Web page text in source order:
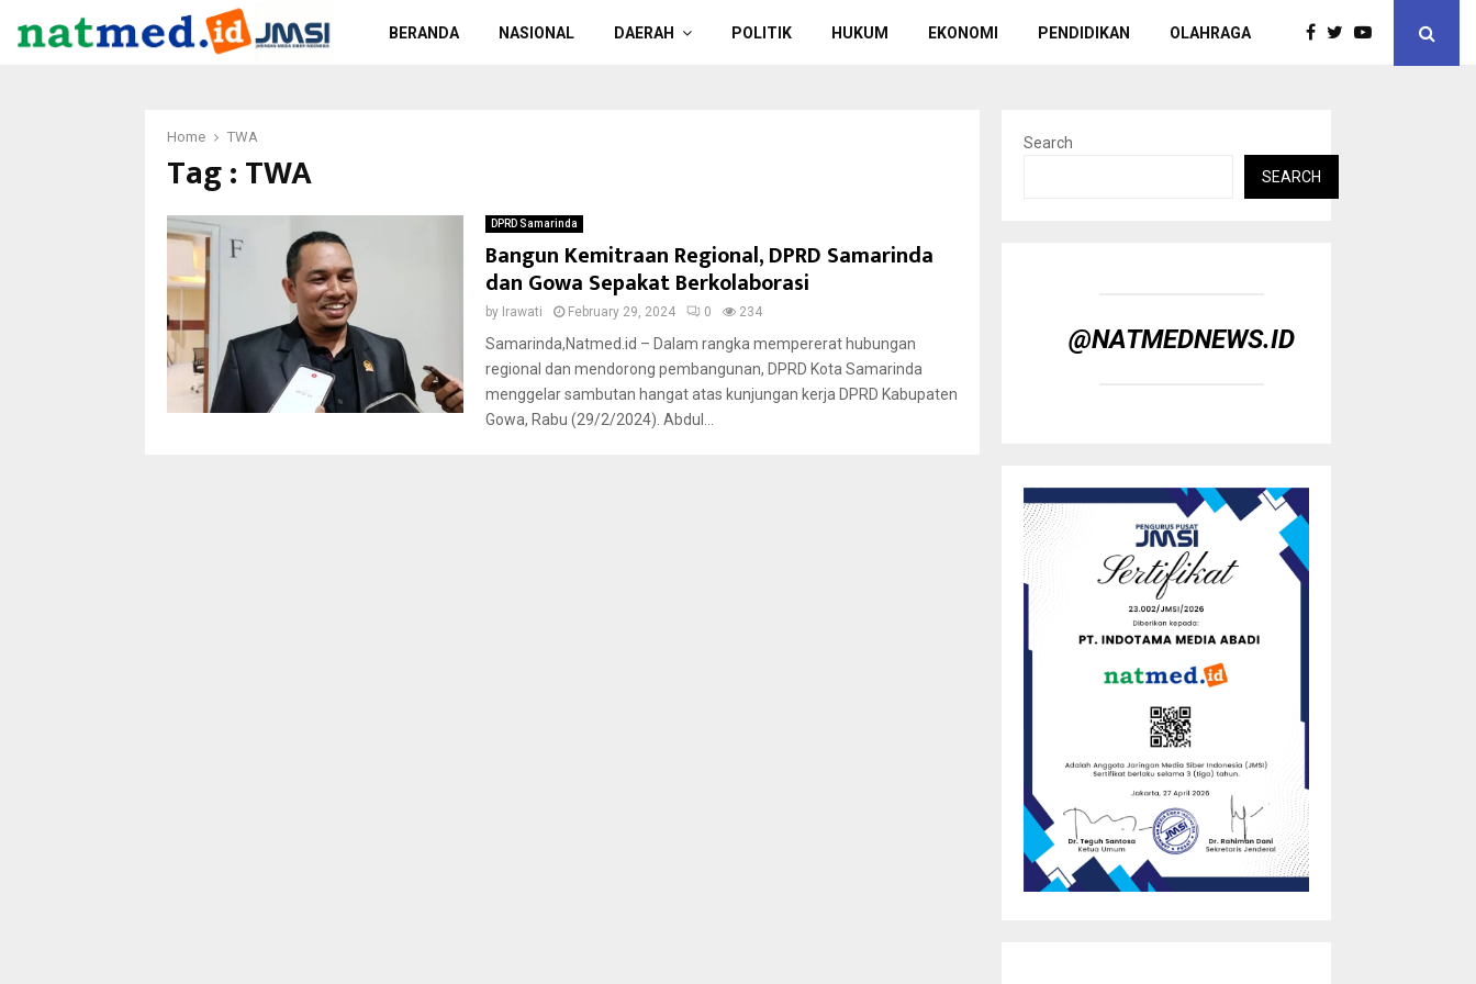
BERANDA NASIONAL DAERAH POLITIK HUKUM EKONOMI PENDIDIKAN OLAHRAGA
Home TWA
Tag : TWA
DPRD Samarinda
Bangun Kemitraan Regional, DPRD Samarinda
dan Gowa Sepakat Berkolaborasi
by Irawati February 29, 2024 0 234
Samarinda,Natmed.id – Dalam rangka mempererat hubungan
regional dan mendorong pembangunan, DPRD Kota Samarinda
menggelar sambutan hangat atas kunjungan kerja DPRD Kabupaten
Gowa, Rabu (29/2/2024). Abdul...
Search
SEARCH
@NATMEDNEWS.ID